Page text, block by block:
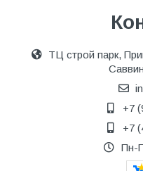
ТЦ строй парк,
+7
+7
Пн-